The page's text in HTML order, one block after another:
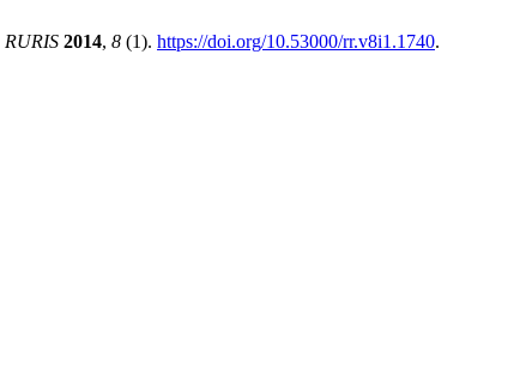
RURIS 2014, 8 (1). https://doi.org/10.53000/rr.v8i1.1740.